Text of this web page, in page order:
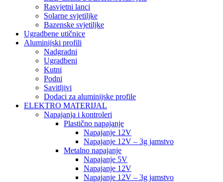
Rasvjetni lanci
Solarne svjetiljke
Bazenske svjetiljke
Ugradbene utičnice
Aluminijski profili
Nadgradni
Ugradbeni
Kutni
Podni
Savitljivi
Dodaci za aluminijske profile
ELEKTRO MATERIJAL
Napajanja i kontroleri
Plastično napajanje
Napajanje 12V
Napajanje 12V – 3g jamstvo
Metalno napajanje
Napajanje 5V
Napajanje 12V
Napajanje 12V – 3g jamstvo